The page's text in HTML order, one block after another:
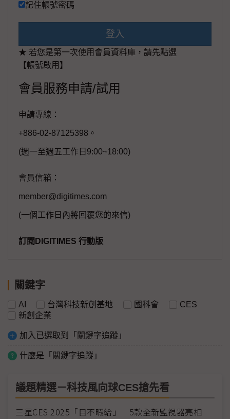
記住帳號密碼
登入
★ 若您是第一次使用會員資料庫，請先點選
【帳號啟用】
會員服務申請/試用
申請專線：
+886-02-87125398。
(週一至週五工作日9:00~18:00)
會員信箱：
member@digitimes.com
(一個工作日內將回覆您的來信)
訂閱DIGITIMES 行動版
關鍵字
AI 台灣科技新創基地 國科會
CES
新創企業
加入已選取到「關鍵字追蹤」
什麼是「關鍵字追蹤」
議題精選－科技風向球CES搶先看
三星CES 2025「目不暇給」 5款全新監視器亮相